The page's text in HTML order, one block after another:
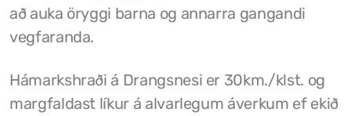
að auka öryggi barna og annarra gangandi
vegfaranda.
Hámarkshraði á Drangsnesi er 30km./klst. og
margfaldast líkur á alvarlegum áverkum ef ekið
Sorpsamlag Strandasýslu
Grunnskóli Drangsness